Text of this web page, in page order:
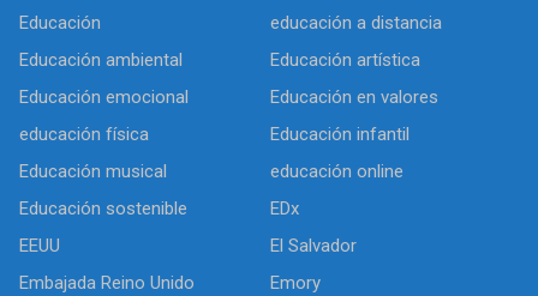
Educación
educación a distancia
Educación ambiental
Educación artística
Educación emocional
Educación en valores
educación física
Educación infantil
Educación musical
educación online
Educación sostenible
EDx
EEUU
El Salvador
Embajada Reino Unido
Emory